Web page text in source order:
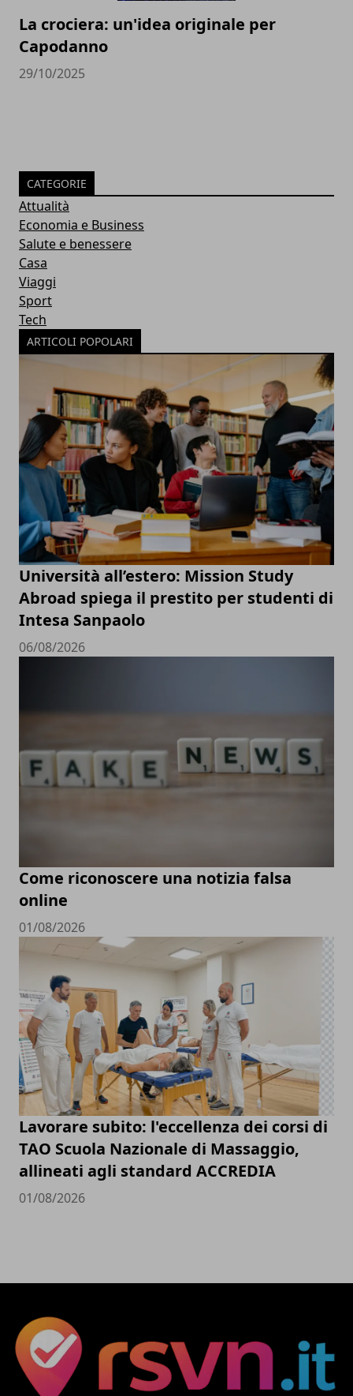
La crociera: un'idea originale per
Capodanno
29/10/2025
CATEGORIE
Attualità
Economia e Business
Salute e benessere
Casa
Viaggi
Sport
Tech
ARTICOLI POPOLARI
Università all’estero: Mission Study
Abroad spiega il prestito per studenti di
Intesa Sanpaolo
06/08/2026
Come riconoscere una notizia falsa
online
01/08/2026
Lavorare subito: l'eccellenza dei corsi di
TAO Scuola Nazionale di Massaggio,
allineati agli standard ACCREDIA
01/08/2026